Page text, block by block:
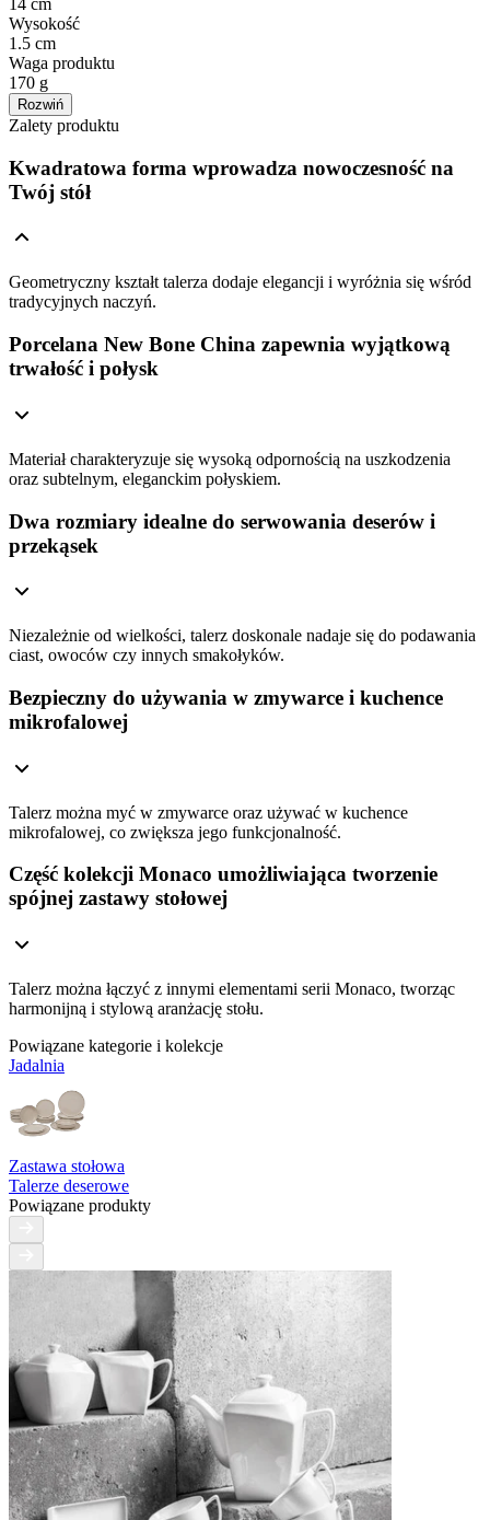
14 cm
Wysokość
1.5 cm
Waga produktu
170 g
Rozwiń
Zalety produktu
Kwadratowa forma wprowadza nowoczesność na
Twój stół
Geometryczny kształt talerza dodaje elegancji i wyróżnia się wśród
tradycyjnych naczyń.
Porcelana New Bone China zapewnia wyjątkową
trwałość i połysk
Materiał charakteryzuje się wysoką odpornością na uszkodzenia
oraz subtelnym, eleganckim połyskiem.
Dwa rozmiary idealne do serwowania deserów i
przekąsek
Niezależnie od wielkości, talerz doskonale nadaje się do podawania
ciast, owoców czy innych smakołyków.
Bezpieczny do używania w zmywarce i kuchence
mikrofalowej
Talerz można myć w zmywarce oraz używać w kuchence
mikrofalowej, co zwiększa jego funkcjonalność.
Część kolekcji Monaco umożliwiająca tworzenie
spójnej zastawy stołowej
Talerz można łączyć z innymi elementami serii Monaco, tworząc
harmonijną i stylową aranżację stołu.
Powiązane kategorie i kolekcje
Jadalnia
Zastawa stołowa
Talerze deserowe
Powiązane produkty